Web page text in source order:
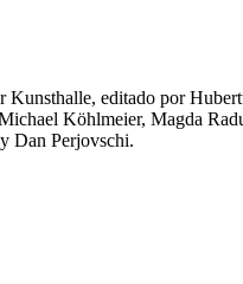
Kunsthalle, editado por
Köhlmeier, Magda
Dan Perjovschi.